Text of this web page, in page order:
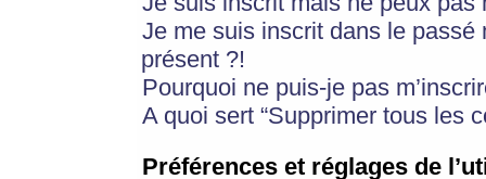
Je me suis inscrit dans le
présent ?!
Pourquoi ne puis-je pas
A quoi sert “Supprimer tous les
Préférences et réglages de